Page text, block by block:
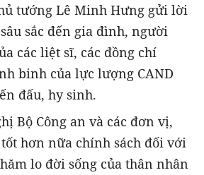
tướng Lê Minh Hưng gửi lời
sắc đến gia đình, người
các liệt sĩ, các đồng chí
binh của lực lượng CAND
đấu, hy sinh.
Bộ Công an và các đơn vị,
hơn nữa chính sách đối với
lo đời sống của thân nhân